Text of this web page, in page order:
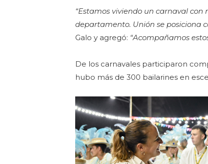
“Estamos viviendo un carnaval con
departamento. Unión se posiciona
Galo y agregó: “Acompañamos
De los carnavales participaron
hubo más de 300 bailarines en